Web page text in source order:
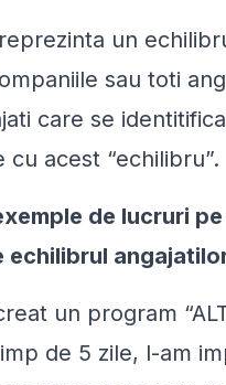
un
sau toti
care se
acest “echilibru”.
de lucruri
echilibrul
un program
de 5 zile, l-am